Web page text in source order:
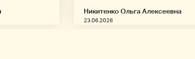
Никитенко Ольга Алексеевна
23.06.2026